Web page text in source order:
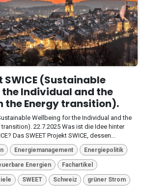
SWICE (Sustainable
Individual and the
the Energy transition).
Wellbeing for the Individual and the
22.7.2025 Was ist die Idee hinter
Das SWEET Projekt SWICE, dessen...
Energiemanagement Energiepolitik
Energien Fachartikel
SWEET Schweiz
grüner Strom